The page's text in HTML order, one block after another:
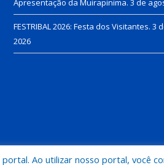
Apresentação da Muirapinima. 3 de
FESTRIBAL 2026: Festa dos Visitantes. 3
2026
Ao utilizar nosso portal, você